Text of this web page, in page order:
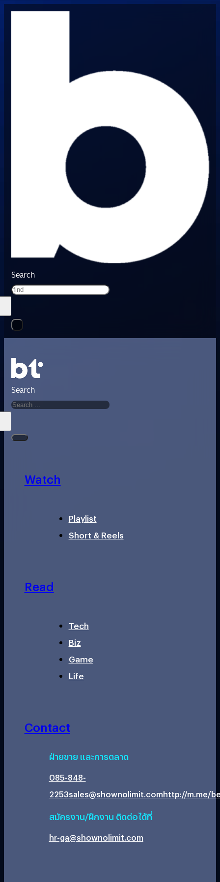
Search
Search
Watch
Playlist
Short & Reels
Read
Tech
Biz
Game
Life
Contact
ฝ่ายขาย และการตลาด
085-848-
2253sales@shownolimit.comhttp://m.me/
สมัครงาน/ฝึกงาน ติดต่อได้ที่
hr-ga@shownolimit.com